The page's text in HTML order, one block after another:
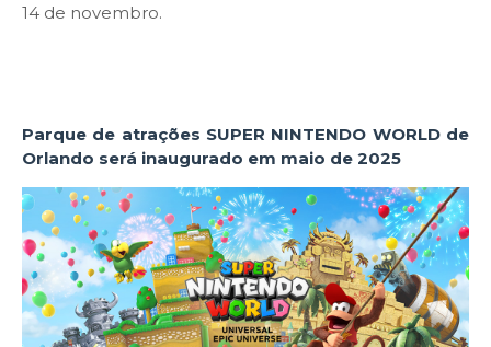
14 de novembro.
Parque de atrações SUPER NINTENDO WORLD de
Orlando será inaugurado em maio de 2025